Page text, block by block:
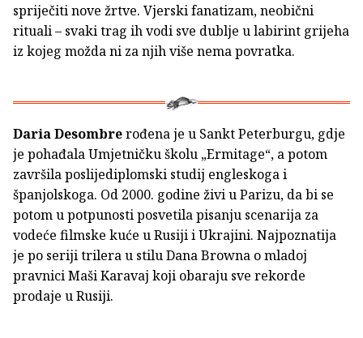
spriječiti nove žrtve. Vjerski fanatizam, neobični
rituali – svaki trag ih vodi sve dublje u labirint grijeha
iz kojeg možda ni za njih više nema povratka.
Daria Desombrerođena je u Sankt Peterburgu, gdje
je pohađala Umjetničku školu „Ermitage“, a potom
završila poslijediplomski studij engleskoga i
španjolskoga. Od 2000. godine živi u Parizu, da bi se
potom u potpunosti posvetila pisanju scenarija za
vodeće filmske kuće u Rusiji i Ukrajini. Najpoznatija
je po seriji trilera u stilu Dana Browna o mladoj
pravnici Maši Karavaj koji obaraju sve rekorde
prodaje u Rusiji.